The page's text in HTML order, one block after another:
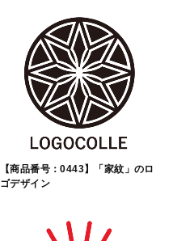
【商品番号：0443】「家紋」のロ
ゴデザイン